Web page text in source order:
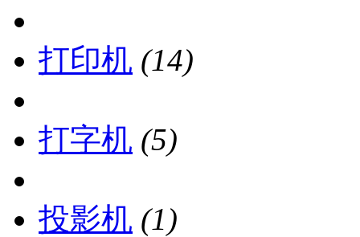
打印机 (14)
打字机 (5)
投影机 (1)